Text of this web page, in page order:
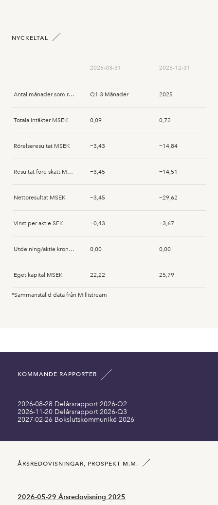
NYCKELTAL
2026-03-31 2025-12-31
Antal månader som rapporten avser Q1 3 Månader 2025
Totala intäkter MSEK 0,09 0,72
Rörelseresultat MSEK −3,43 −14,84
Resultat före skatt MSEK −3,45 −14,51
Nettoresultat MSEK −3,45 −29,62
Vinst per aktie SEK −0,43 −3,67
Utdelning/aktie kronor SEK 0,00 0,00
Eget kapital MSEK 22,22 25,79
Omsättningstillgångar MSEK 16,23 17,83
Summa tillgångar MSEK 28,97
Långfristiga skulder inklusive MSEK 0,00
*Sammanställd data från Millistream
KOMMANDE RAPPORTER
2026-08-28 Delårsrapport 2026-Q2
2026-11-20 Delårsrapport 2026-Q3
2027-02-26 Bokslutskommuniké 2026
ÅRSREDOVISNINGAR, PROSPEKT M.M.
2026-05-29 Årsredovisning 2025